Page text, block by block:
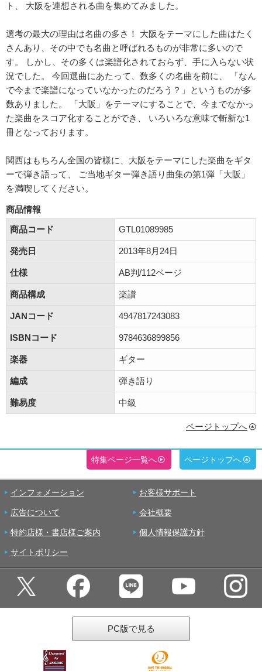
ト、 大阪を連想される曲を集めてみました。
選考の最大の理由は名曲の多さ！ 大阪をテーマにした曲はたく
さんあり、その中でも名曲と呼ばれるものが非常に多いので
す。 しかし、その多くは楽譜化されておらず、手に入らない状
況でした。 今回選曲にあたって、数多くの名曲を前に、 「なん
で今まで楽譜になっていなかったのだろう？」というものが多
数ありました。 「大阪」をテーマにすることで、今までなかっ
た楽曲をスコア化することができ、 いろいろな意味で斬新な1
冊となっております。
関西はもちろん全国の皆様に、大阪をテーマにした楽曲をギタ
ーで弾き語って、 ご当地ギター弾き語り曲集の第1弾「大阪」
を満喫してください。
商品情報
商品コード
GTL01089985
発売日 2013年8月24日
仕様 AB判/112ページ
商品構成 楽譜
JANコード 4947817243083
ISBNコード 9784636899856
楽器 ギター
編成 弾き語り
難易度 中級
ページトップへ
特集ページ一覧へ ページトップへ
インフォメーション お客様サポート
広告について 会社概要
特約店様・書店様ご案内 個人情報保護方針
サイトポリシー
PC版で見る